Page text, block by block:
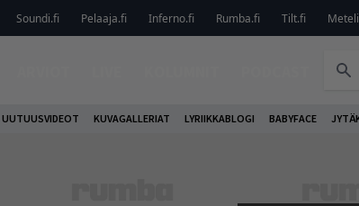
Soundi.fi Pelaaja.fi Inferno.fi Rumba.fi Tilt.fi
UUTUUSVIDEOT KUVAGALLERIAT LYRIIKKABLOGI BABYFACE